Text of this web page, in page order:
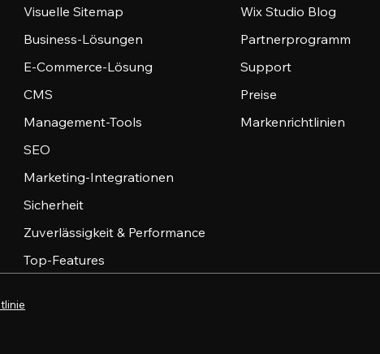
Visuelle Sitemap
Business-Lösungen
E-Commerce-Lösung
CMS
Management-Tools
SEO
Marketing-Integrationen
Sicherheit
Zuverlässigkeit & Performance
Top-Features
Wix Studio Blog
Partnerprogramm
Support
Preise
Markenrichtlinien